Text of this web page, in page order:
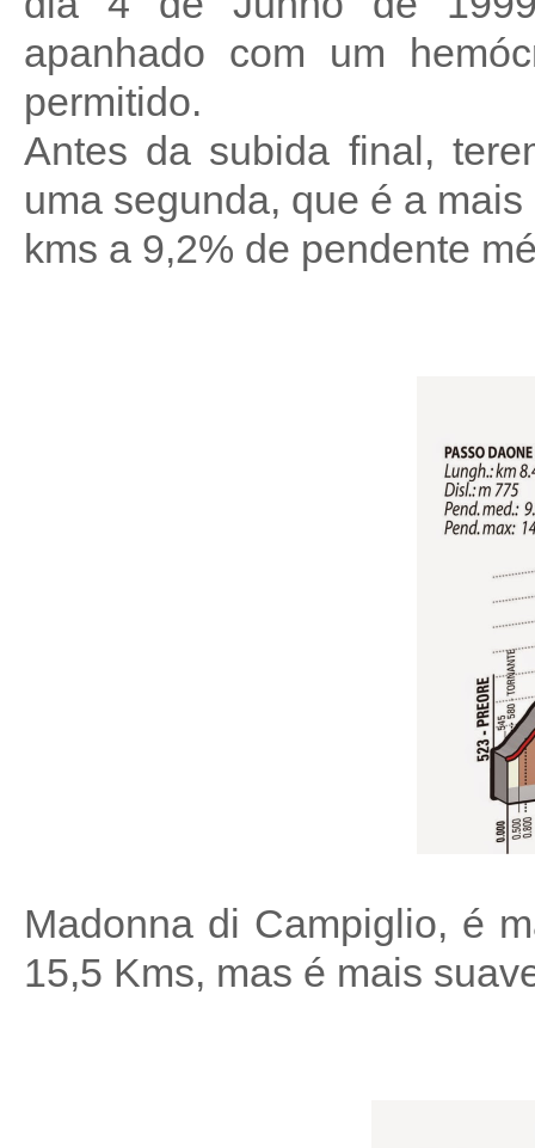
apanhado com um
permitido.
Antes da subida final,
uma segunda, que é a
kms a 9,2% de pendente
Madonna di Campiglio, é
15,5 Kms, mas é mais